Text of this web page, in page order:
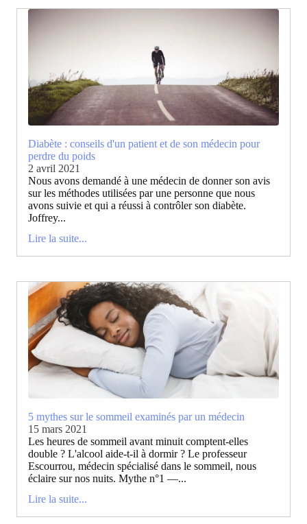
Diabète : conseils d'un patient et de son médecin pour
perdre du poids
2 avril 2021
Nous avons demandé à une médecin de donner son avis
sur les méthodes utilisées par une personne que nous
avons suivie et qui a réussi à contrôler son diabète.
Joffrey...
Lire la suite...
5 mythes sur le sommeil examinés par un médecin
15 mars 2021
Les heures de sommeil avant minuit comptent-elles
double ? L'alcool aide-t-il à dormir ? Le professeur
Escourrou, médecin spécialisé dans le sommeil, nous
éclaire sur nos nuits. Mythe n°1 —...
Lire la suite...